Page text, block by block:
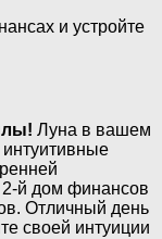
и устройте
Луна в вашем
й дом финансов
Отличный день
своей интуиции